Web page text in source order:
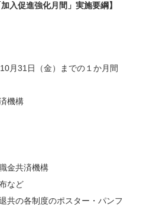
入促進強化月間」実施要綱】
月31日（金）までの１か月間
機構
金共済機構
など
共の各制度のポスター・パンフ